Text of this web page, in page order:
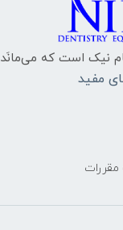
نیک است که می‌مانَد
مفید
مقررات